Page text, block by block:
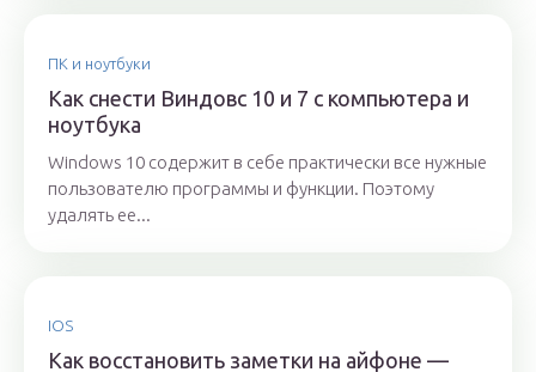
ПК и ноутбуки
Как снести Виндовс 10 и 7 с компьютера и
ноутбука
Windows 10 содержит в себе практически все нужные
пользователю программы и функции. Поэтому
удалять ее...
IOS
Как восстановить заметки на айфоне —